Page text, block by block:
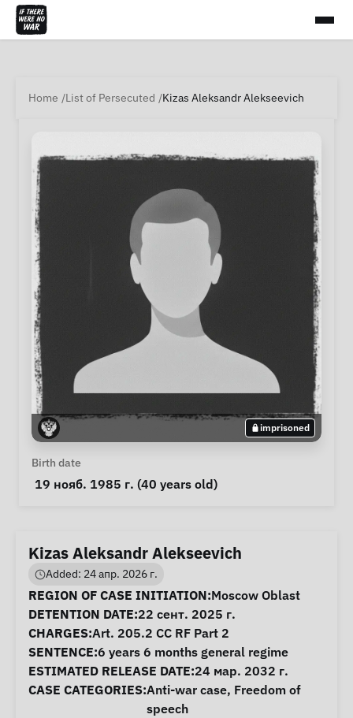
Home List of Persecuted Kizas Aleksandr Alekseevich
imprisoned
Personal Information
Birth date
19 нояб. 1985 г. (40 years old)
Kizas Aleksandr Alekseevich
Added: 24 апр. 2026 г.
Case Information
REGION OF CASE INITIATION:Moscow Oblast
DETENTION DATE:22 сент. 2025 г.
CHARGES:Art. 205.2 CC RF Part 2
SENTENCE:6 years 6 months general regime
ESTIMATED RELEASE DATE:24 мар. 2032 г.
CASE CATEGORIES:Anti-war case, Freedom of
speech